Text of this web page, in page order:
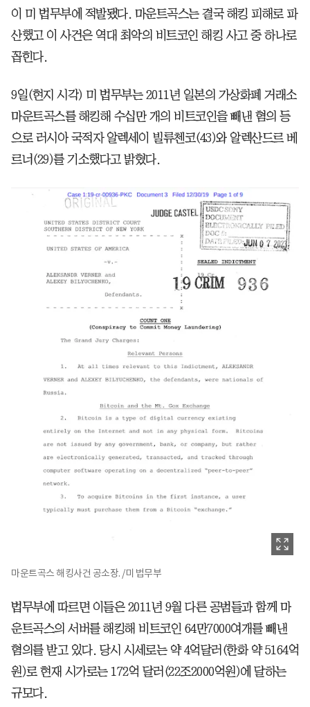
이 미 법무부에 적발됐다. 마운트곡스는 결국 해킹 피해로 파
산했고 이 사건은 역대 최악의 비트코인 해킹 사고 중 하나로
꼽힌다.
9일(현지 시각) 미 법무부는 2011년 일본의 가상화폐 거래소
마운트곡스를 해킹해 수십만 개의 비트코인을 빼낸 혐의 등
으로 러시아 국적자 알렉세이 빌류첸코(43)와 알렉산드르 베
르너(29)를 기소했다고 밝혔다.
마운트곡스 해킹사건 공소장. /미 법무부
법무부에 따르면 이들은 2011년 9월 다른 공범들과 함께 마
운트곡스의 서버를 해킹해 비트코인 64만7000여개를 빼낸
혐의를 받고 있다. 당시 시세로는 약 4억달러(한화 약 5164억
원)로 현재 시가로는 172억 달러(22조2000억원)에 달하는
규모다.